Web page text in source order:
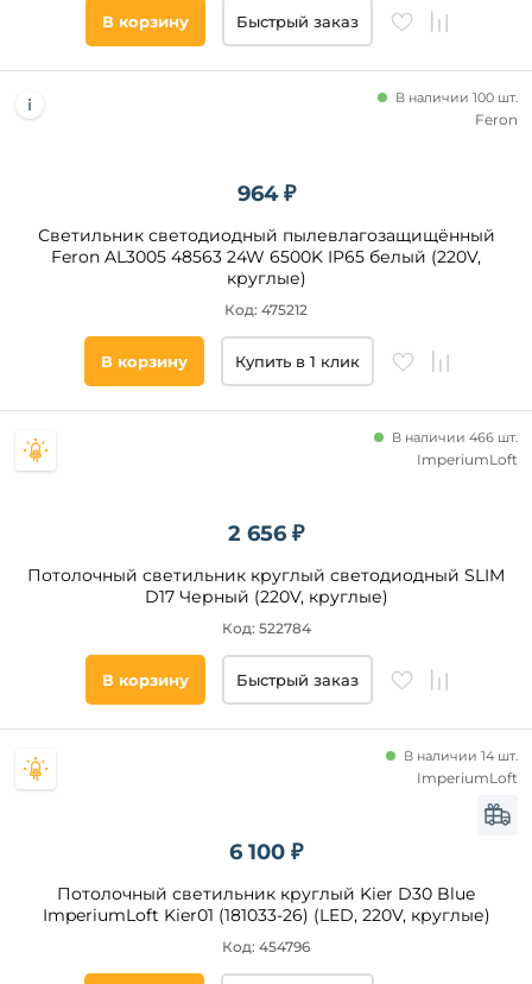
В корзину Быстрый заказ
964 ₽
Светильник светодиодный пылевлагозащищённый
Feron AL3005 48563 24W 6500K IP65 белый (220V,
круглые)
В наличии 100 шт.
Код: 475212
Feron
В корзину Купить в 1 клик
2 656 ₽
Потолочный светильник круглый светодиодный SLIM
D17 Черный (220V, круглые)
В наличии 466 шт.
Код: 522784
ImperiumLoft
В корзину Быстрый заказ
6 100 ₽
Потолочный светильник круглый Kier D30 Blue
ImperiumLoft Kier01 (181033-26) (LED, 220V, круглые)
В наличии 14 шт.
Код: 454796
ImperiumLoft